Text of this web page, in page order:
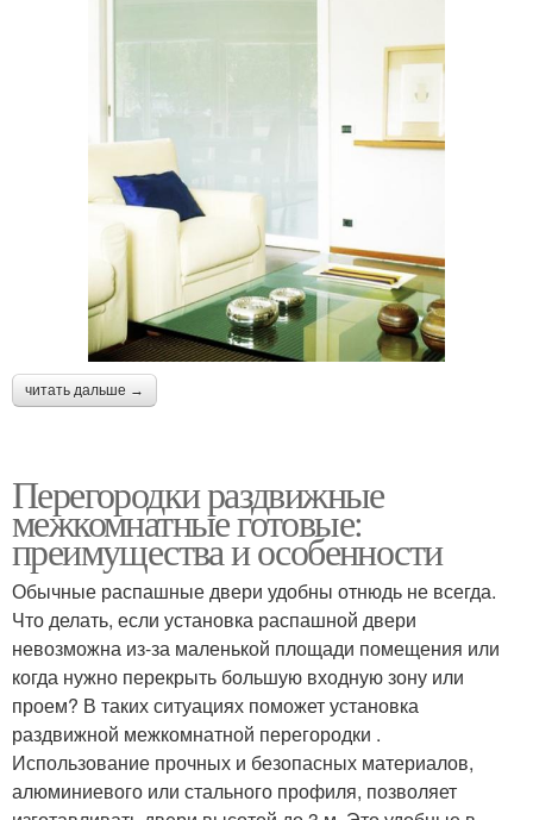
читать дальше →
Перегородки раздвижные
межкомнатные готовые:
преимущества и особенности
Обычные распашные двери удобны отнюдь не всегда.
Что делать, если установка распашной двери
невозможна из-за маленькой площади помещения или
когда нужно перекрыть большую входную зону или
проем? В таких ситуациях поможет установка
раздвижной межкомнатной перегородки .
Использование прочных и безопасных материалов,
алюминиевого или стального профиля, позволяет